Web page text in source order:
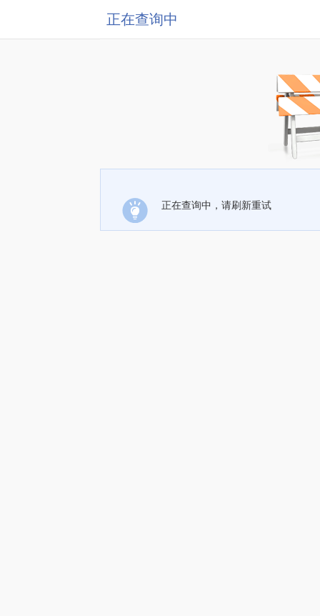
正在查询中
正在查询中，请刷新重试